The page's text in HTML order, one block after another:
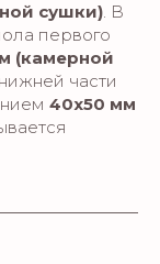
сушки). В
первого
(камерной
части
40х50 мм